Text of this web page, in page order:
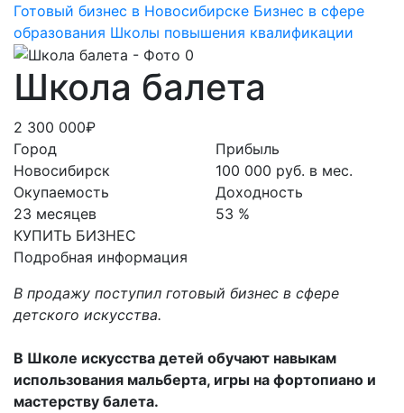
Готовый бизнес в Новосибирске Бизнес в сфере
образования Школы повышения квалификации
Школа балета
2 300 000₽
Город
Новосибирск
Окупаемость
23 месяцев
КУПИТЬ БИЗНЕС
Прибыль
100 000 руб. в мес.
Доходность
53 %
Подробная информация
В продажу поступил готовый бизнес в сфере
детского искусства.
В Школе искусства детей обучают навыкам
использования мальберта, игры на фортопиано и
мастерству балета.